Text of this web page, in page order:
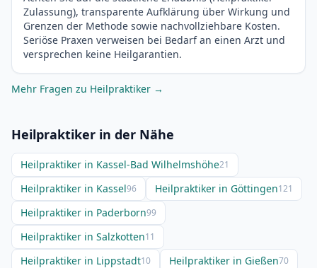
Zulassung), transparente Aufklärung über Wirkung und
Grenzen der Methode sowie nachvollziehbare Kosten.
Seriöse Praxen verweisen bei Bedarf an einen Arzt und
versprechen keine Heilgarantien.
Mehr Fragen zu Heilpraktiker →
Heilpraktiker in der Nähe
Heilpraktiker in Kassel-Bad Wilhelmshöhe21
Heilpraktiker in Kassel96 Heilpraktiker in Göttingen121
Heilpraktiker in Paderborn99
Heilpraktiker in Salzkotten11
Heilpraktiker in Lippstadt10 Heilpraktiker in Gießen70